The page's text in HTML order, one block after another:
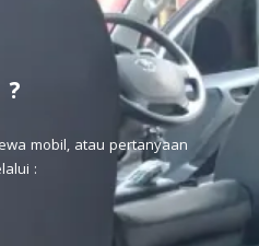
mobil, atau pertanyaan
: